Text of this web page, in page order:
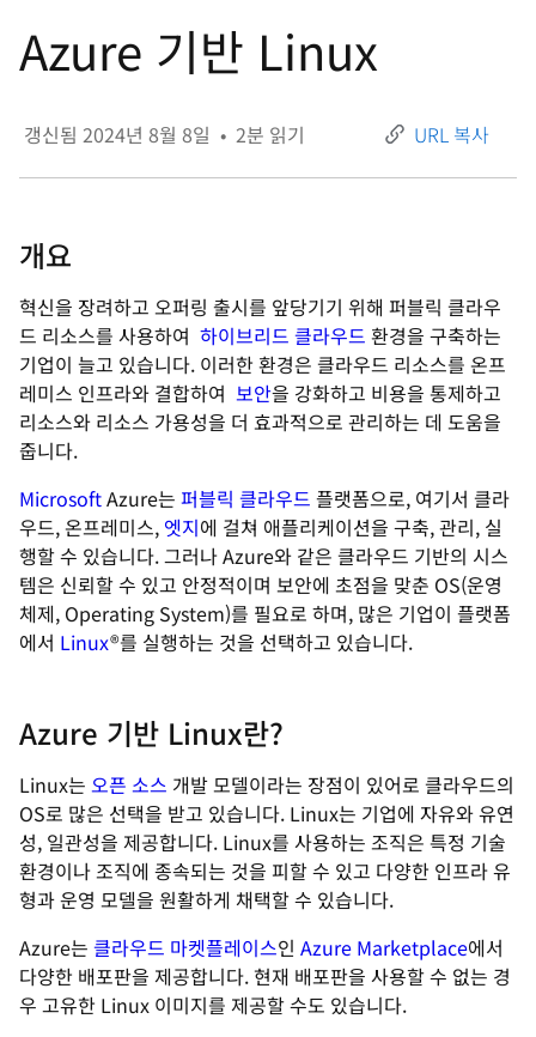
Azure 기반 Linux
갱신됨 2024년 8월 8일 • 2분 읽기 URL 복사
개요
혁신을 장려하고 오퍼링 출시를 앞당기기 위해 퍼블릭 클라우
드 리소스를 사용하여 하이브리드 클라우드 환경을 구축하는
기업이 늘고 있습니다. 이러한 환경은 클라우드 리소스를 온프
레미스 인프라와 결합하여 보안을 강화하고 비용을 통제하고
리소스와 리소스 가용성을 더 효과적으로 관리하는 데 도움을
줍니다.
MicrosoftAzure는 퍼블릭 클라우드 플랫폼으로, 여기서 클라
우드, 온프레미스, 엣지에 걸쳐 애플리케이션을 구축, 관리, 실
행할 수 있습니다. 그러나 Azure와 같은 클라우드 기반의 시스
템은 신뢰할 수 있고 안정적이며 보안에 초점을 맞춘 OS(운영
체제, Operating System)를 필요로 하며, 많은 기업이 플랫폼
에서 Linux®를 실행하는 것을 선택하고 있습니다.
Azure 기반 Linux란?
Linux는 오픈 소스 개발 모델이라는 장점이 있어로 클라우드의
OS로 많은 선택을 받고 있습니다. Linux는 기업에 자유와 유연
성, 일관성을 제공합니다. Linux를 사용하는 조직은 특정 기술
환경이나 조직에 종속되는 것을 피할 수 있고 다양한 인프라 유
형과 운영 모델을 원활하게 채택할 수 있습니다.
Azure는 클라우드 마켓플레이스인 Azure Marketplace에서
다양한 배포판을 제공합니다. 현재 배포판을 사용할 수 없는 경
우 고유한 Linux 이미지를 제공할 수도 있습니다.